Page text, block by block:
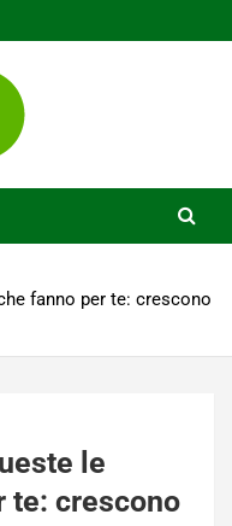
fanno per te: crescono
le
te: crescono